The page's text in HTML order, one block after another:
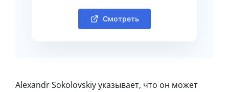
Смотреть
Alexandr Sokolovskiy указывает, что он может